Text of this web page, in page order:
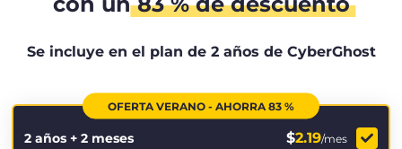
Se incluye en el plan de 2 años de CyberGhost
OFERTA VERANO - AHORRA 83 %
2 años + 2 meses $2.19/mes